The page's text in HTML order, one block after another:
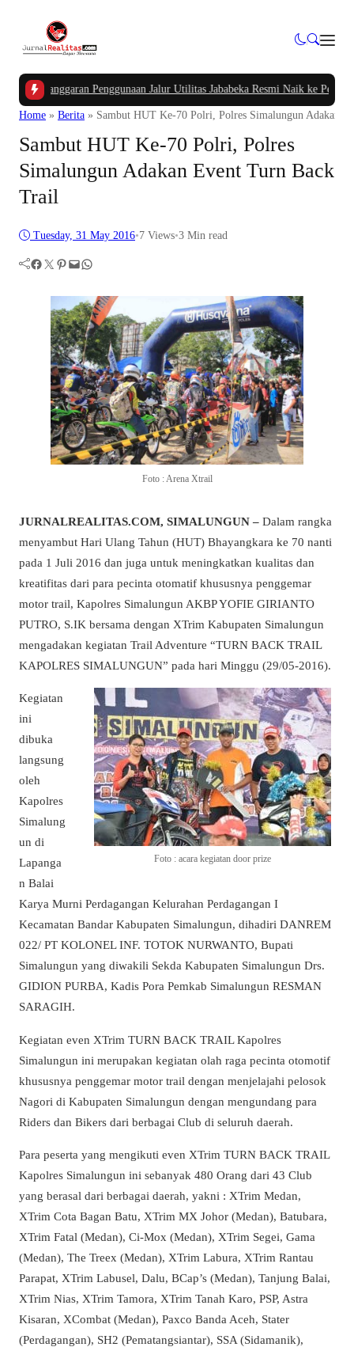
Penggunaan Jalur Utilitas Jababeka Resmi Naik ke Penyidikan
Home » Berita » Sambut HUT Ke-70 Polri, Polres Simalungun Adakan
Sambut HUT Ke-70 Polri, Polres
Simalungun Adakan Event Turn Back
Trail
Tuesday, 31 May 2016•7 Views•3 Min read
Facebook Twitter Pinterest Mail WhatsApp
Foto : Arena Xtrail
JURNALREALITAS.COM, SIMALUNGUN – Dalam rangka
menyambut Hari Ulang Tahun (HUT) Bhayangkara ke 70 nanti
pada 1 Juli 2016 dan juga untuk meningkatkan kualitas dan
kreatifitas dari para pecinta otomatif khususnya penggemar
motor trail, Kapolres Simalungun AKBP YOFIE GIRIANTO
PUTRO, S.IK bersama dengan XTrim Kabupaten Simalungun
mengadakan kegiatan Trail Adventure “TURN BACK TRAIL
KAPOLRES SIMALUNGUN” pada hari Minggu (29/05-2016).
Foto : acara kegiatan door prize
Kegiatan
ini
dibuka
langsung
oleh
Kapolres
Simalung
un di
Lapanga
n Balai
Karya Murni Perdagangan Kelurahan Perdagangan I
Kecamatan Bandar Kabupaten Simalungun, dihadiri DANREM
022/ PT KOLONEL INF. TOTOK NURWANTO, Bupati
Simalungun yang diwakili Sekda Kabupaten Simalungun Drs.
GIDION PURBA, Kadis Pora Pemkab Simalungun RESMAN
SARAGIH.
Kegiatan even XTrim TURN BACK TRAIL Kapolres
Simalungun ini merupakan kegiatan olah raga pecinta otomotif
khususnya penggemar motor trail dengan menjelajahi pelosok
Nagori di Kabupaten Simalungun dengan mengundang para
Riders dan Bikers dari berbagai Club di seluruh daerah.
Para peserta yang mengikuti even XTrim TURN BACK TRAIL
Kapolres Simalungun ini sebanyak 480 Orang dari 43 Club
yang berasal dari berbagai daerah, yakni : XTrim Medan,
XTrim Cota Bagan Batu, XTrim MX Johor (Medan), Batubara,
XTrim Fatal (Medan), Ci-Mox (Medan), XTrim Segei, Gama
(Medan), The Treex (Medan), XTrim Labura, XTrim Rantau
Parapat, XTrim Labusel, Dalu, BCap’s (Medan), Tanjung Balai,
XTrim Nias, XTrim Tamora, XTrim Tanah Karo, PSP, Astra
Kisaran, XCombat (Medan), Paxco Banda Aceh, Stater
(Perdagangan), SH2 (Pematangsiantar), SSA (Sidamanik),